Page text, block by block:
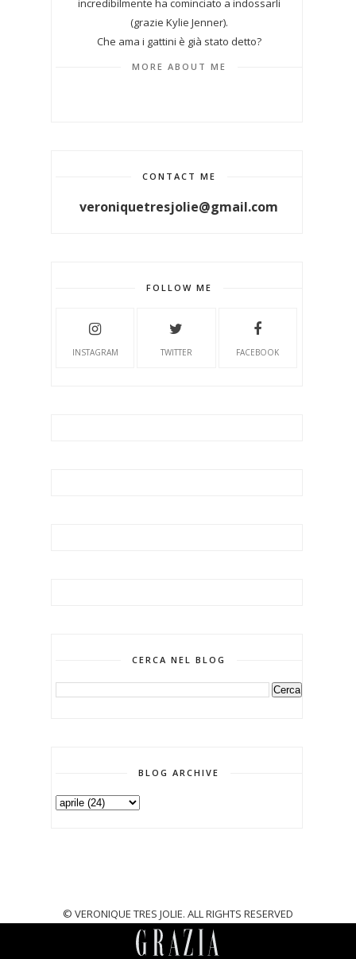
incredibilmente ha cominciato a indossarli
(grazie Kylie Jenner).
Che ama i gattini è già stato detto?
MORE ABOUT ME
CONTACT ME
veroniquetresjolie@gmail.com
FOLLOW ME
INSTAGRAM TWITTER FACEBOOK
CERCA NEL BLOG
BLOG ARCHIVE
© VERONIQUE TRES JOLIE. ALL RIGHTS RESERVED